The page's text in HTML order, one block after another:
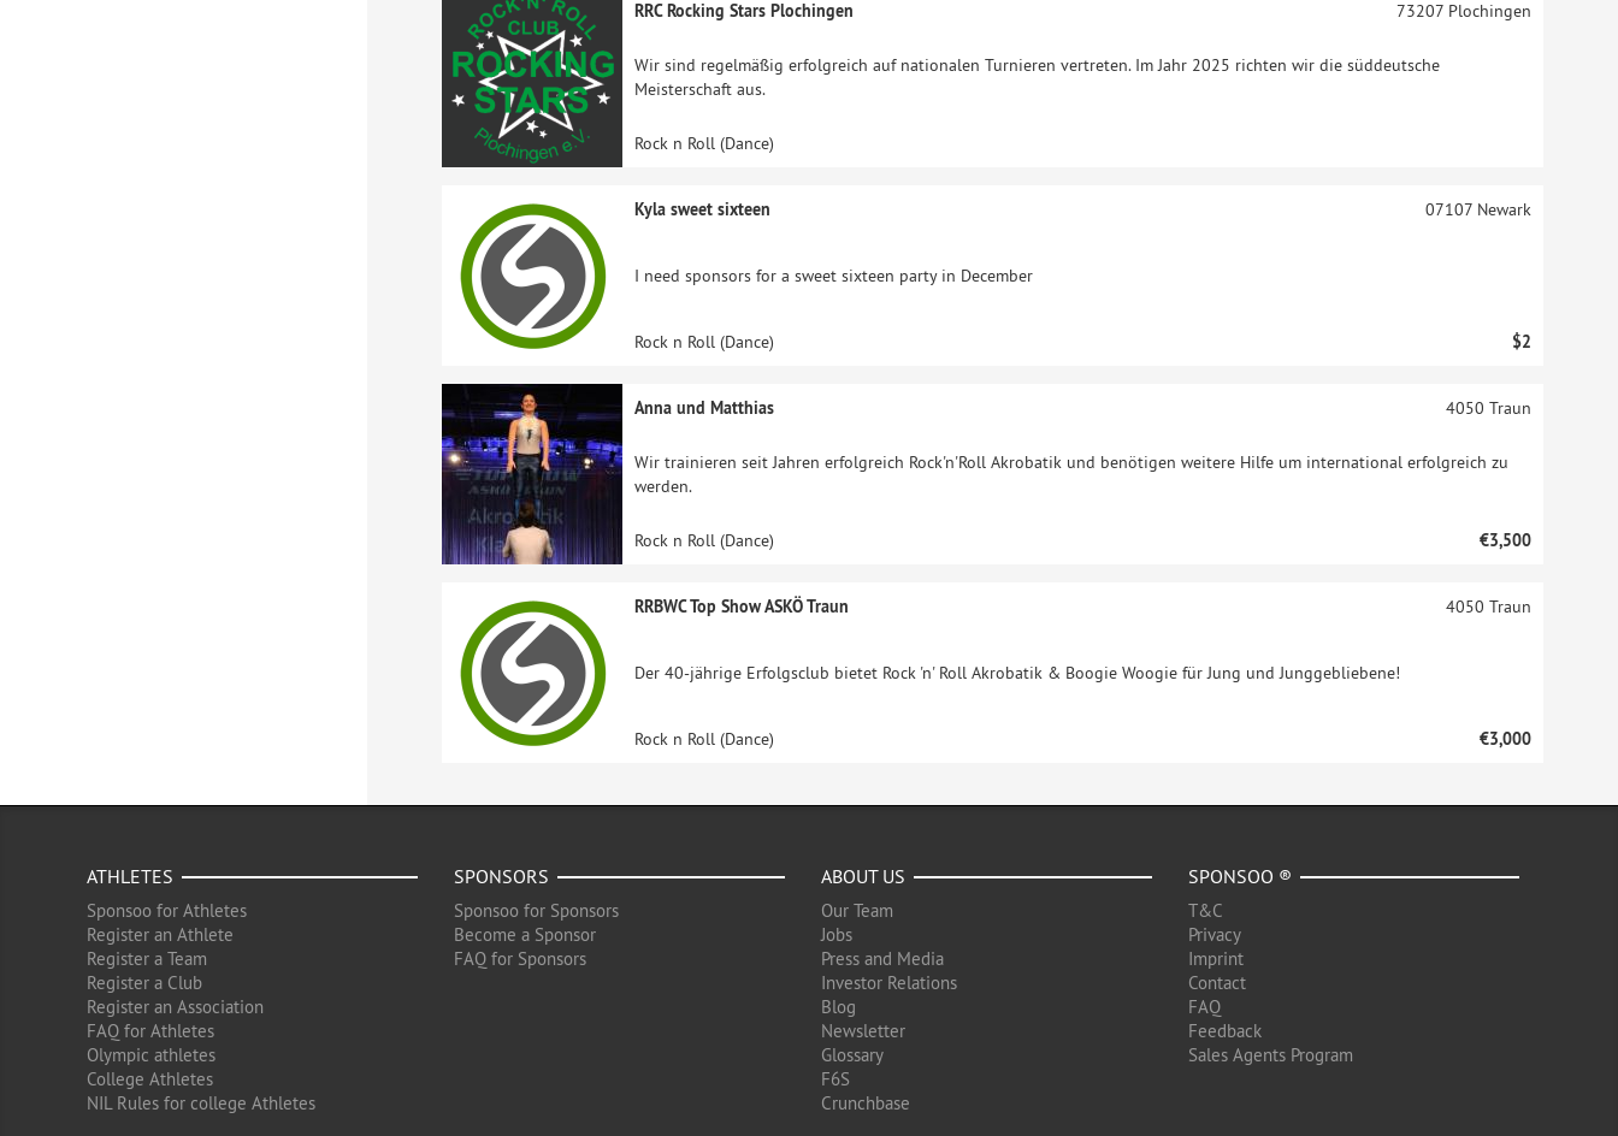
RRC Rocking Stars Plochingen
Wir sind regelmäßig erfolgreich auf nationalen Turnieren vertreten. Im Jahr 2025 richten wir die süddeutsche
Meisterschaft aus.
73207Plochingen
Rock n Roll (Dance)
Kyla sweet sixteen
I need sponsors for a sweet sixteen party in December
07107Newark
Rock n Roll (Dance) $2
Anna und Matthias
Wir trainieren seit Jahren erfolgreich Rock'n'Roll Akrobatik und benötigen weitere Hilfe um international erfolgreich zu
werden.
4050 Traun
Rock n Roll (Dance) €3,500
RRBWC Top Show ASKÖ Traun
Der 40-jährige Erfolgsclub bietet Rock 'n' Roll Akrobatik & Boogie Woogie für Jung und Junggebliebene!
4050 Traun
Rock n Roll (Dance) €3,000
ATHLETES
Sponsoo for Athletes
Register an Athlete
Register a Team
Register a Club
Register an Association
FAQ for Athletes
Olympic athletes
College Athletes
NIL Rules for college Athletes
SPONSORS
Sponsoo for Sponsors
Become a Sponsor
FAQ for Sponsors
ABOUT US
Our Team
Jobs
Press and Media
Investor Relations
Blog
Newsletter
Glossary
F6S
Crunchbase
SPONSOO ®
T&C
Privacy
Imprint
Contact
FAQ
Feedback
Sales Agents Program